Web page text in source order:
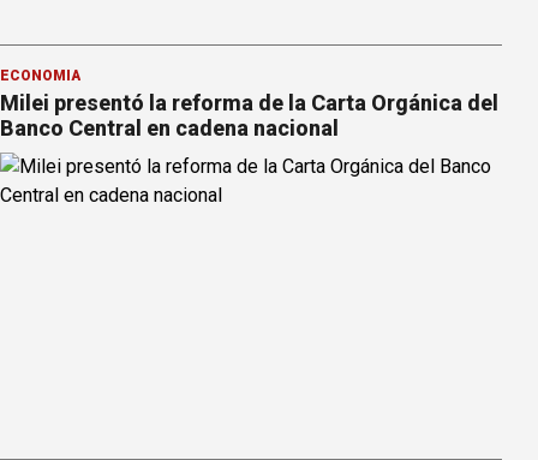
ECONOMÍA
Milei presentó la reforma de la Carta Orgánica del
Banco Central en cadena nacional